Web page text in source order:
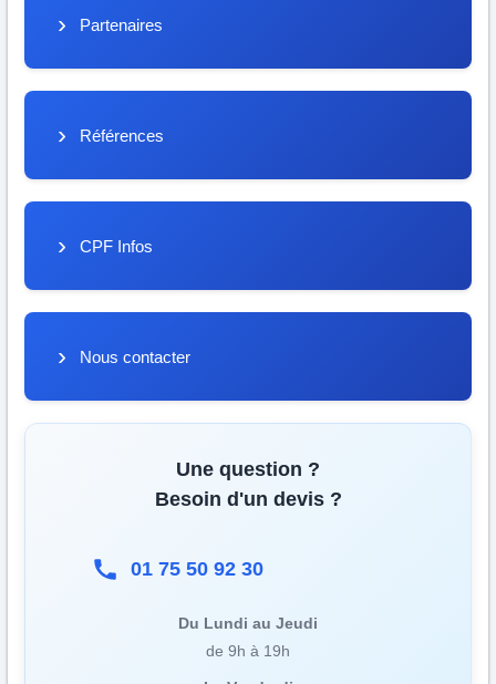
Partenaires
Références
CPF Infos
Nous contacter
Une question ?
Besoin d'un devis ?
01 75 50 92 30
Du Lundi au Jeudi
de 9h à 19h